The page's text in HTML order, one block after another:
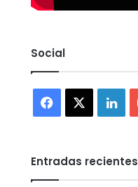
Social
Facebook
Entradas recientes